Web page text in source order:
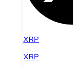
XRP
XRP